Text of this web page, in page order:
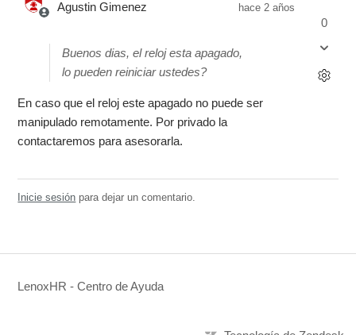
Agustin Gimenez hace 2 años
Buenos dias, el reloj esta apagado,
lo pueden reiniciar ustedes?
En caso que el reloj este apagado no puede ser
manipulado remotamente. Por privado la
contactaremos para asesorarla.
0
Inicie sesión para dejar un comentario.
LenoxHR - Centro de Ayuda